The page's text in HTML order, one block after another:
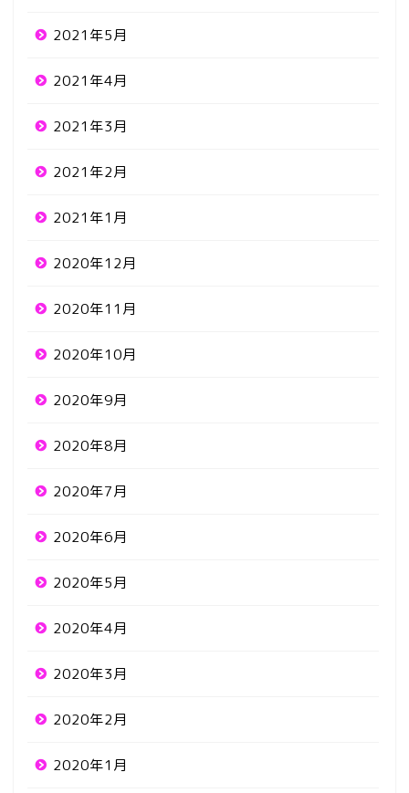
2021年5月
2021年4月
2021年3月
2021年2月
2021年1月
2020年12月
2020年11月
2020年10月
2020年9月
2020年8月
2020年7月
2020年6月
2020年5月
2020年4月
2020年3月
2020年2月
2020年1月